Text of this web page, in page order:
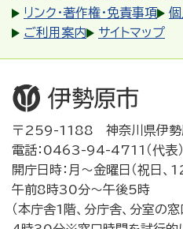
リンク・著作権・免責事項
ご利用案内
サイトマップ
〒259-1188 神奈川県伊勢
電話：0463-94-4711（代表）
開庁日時：月～金曜日（祝日
午前8時30分～午後5時
（本庁舎1階、分庁舎、分室の